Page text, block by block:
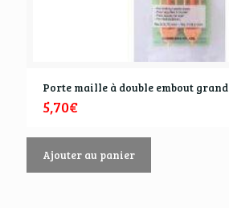
Porte maille à double embout grand
5,70€
Ajouter au panier